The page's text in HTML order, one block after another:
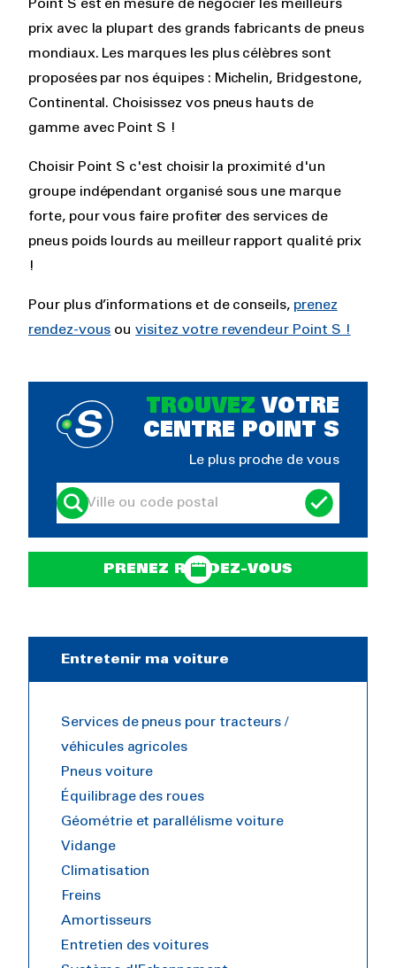
Point S est en mesure de négocier les meilleurs
prix avec la plupart des grands fabricants de pneus
mondiaux. Les marques les plus célèbres sont
proposées par nos équipes : Michelin, Bridgestone,
Continental. Choisissez vos pneus hauts de
gamme avec Point S !
Choisir Point S c'est choisir la proximité d'un
groupe indépendant organisé sous une marque
forte, pour vous faire profiter des services de
pneus poids lourds au meilleur rapport qualité prix
!
Pour plus d’informations et de conseils, prenez
rendez-vous ouvisitez votre revendeur Point S !
TROUVEZ VOTRE
CENTRE POINT S
Le plus proche de vous
PRENEZ RENDEZ-VOUS
Entretenir ma voiture
Services de pneus pour tracteurs /
véhicules agricoles
Pneus voiture
Équilibrage des roues
Géométrie et parallélisme voiture
Vidange
Climatisation
Freins
Amortisseurs
Entretien des voitures